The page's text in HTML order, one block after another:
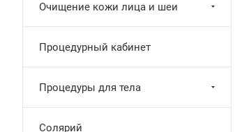
Очищение кожи лица и шеи
Процедурный кабинет
Процедуры для тела
Солярий